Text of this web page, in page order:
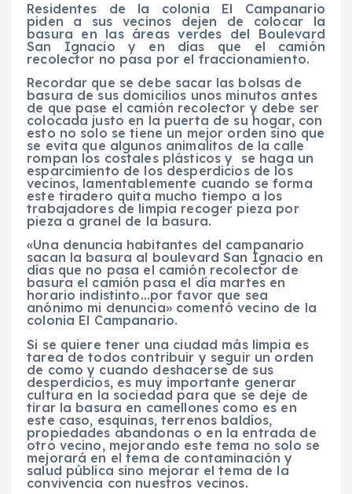
Residentes de la colonia El Campanario
piden a sus vecinos dejen de colocar la
basura en las áreas verdes del Boulevard
San Ignacio y en días que el camión
recolector no pasa por el fraccionamiento.
Recordar que se debe sacar las bolsas de
basura de sus domicilios unos minutos antes
de que pase el camión recolector y debe ser
colocada justo en la puerta de su hogar, con
esto no solo se tiene un mejor orden sino que
se evita que algunos animalitos de la calle
rompan los costales plásticos y se haga un
esparcimiento de los desperdicios de los
vecinos, lamentablemente cuando se forma
este tiradero quita mucho tiempo a los
trabajadores de limpia recoger pieza por
pieza a granel de la basura.
«Una denuncia habitantes del campanario
sacan la basura al boulevard San Ignacio en
días que no pasa el camión recolector de
basura el camión pasa el día martes en
horario indistinto…por favor que sea
anónimo mi denuncia» comentó vecino de la
colonia El Campanario.
Si se quiere tener una ciudad más limpia es
tarea de todos contribuir y seguir un orden
de como y cuando deshacerse de sus
desperdicios, es muy importante generar
cultura en la sociedad para que se deje de
tirar la basura en camellones como es en
este caso, esquinas, terrenos baldíos,
propiedades abandonas o en la entrada de
otro vecino, mejorando este tema no solo se
mejorará en el tema de contaminación y
salud pública sino mejorar el tema de la
convivencia con nuestros vecinos.